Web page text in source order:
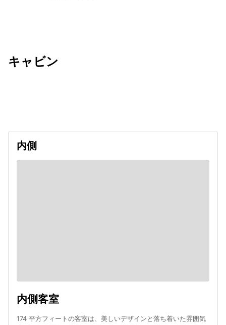
キャビン
内側
内側客室
174 平方フィートの客室は、美しいデザインと落ち着いた雰囲気